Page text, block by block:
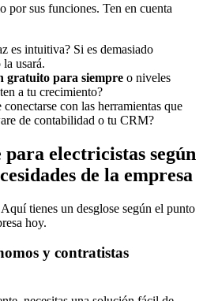
por sus funciones. Ten en cuenta
es intuitiva? Si es demasiado
usará.
gratuito para siempre o niveles
a tu crecimiento?
conectarse con las herramientas que
de contabilidad o tu CRM?
electricistas según
de la empresa
tienes un desglose según el punto
hoy.
y contratistas